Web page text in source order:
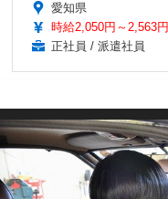
愛知県
時給2,050円～2,563円
正社員 / 派遣社員